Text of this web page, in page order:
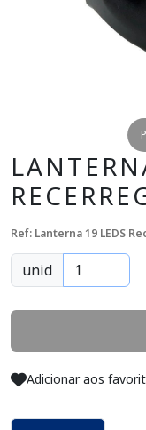
Ref: Lanterna 19 LEDS
unid
Adicionar aos